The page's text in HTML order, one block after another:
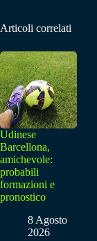
Articoli correlati
Udinese
Barcellona,
amichevole:
probabili
formazioni e
pronostico
8 Agosto
2026